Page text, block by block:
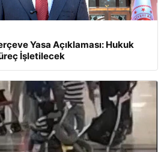
Yasa Açıklaması: Hukuk
İşletilecek